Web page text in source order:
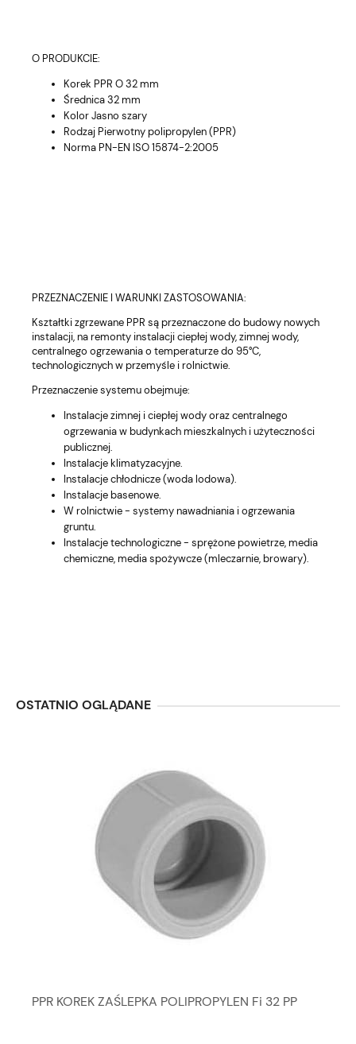
O PRODUKCIE:
Korek PPR O 32 mm
Średnica 32 mm
Kolor Jasno szary
Rodzaj Pierwotny polipropylen (PPR)
Norma PN-EN ISO 15874-2:2005
PRZEZNACZENIE I WARUNKI ZASTOSOWANIA:
Kształtki zgrzewane PPR są przeznaczone do budowy nowych
instalacji, na remonty instalacji ciepłej wody, zimnej wody,
centralnego ogrzewania o temperaturze do 95°C,
technologicznych w przemyśle i rolnictwie.
Przeznaczenie systemu obejmuje:
Instalacje zimnej i ciepłej wody oraz centralnego
ogrzewania w budynkach mieszkalnych i użyteczności
publicznej.
Instalacje klimatyzacyjne.
Instalacje chłodnicze (woda lodowa).
Instalacje basenowe.
W rolnictwie - systemy nawadniania i ogrzewania
gruntu.
Instalacje technologiczne - sprężone powietrze, media
chemiczne, media spożywcze (mleczarnie, browary).
OSTATNIO OGLĄDANE
PPR KOREK ZAŚLEPKA POLIPROPYLEN Fi 32 PP